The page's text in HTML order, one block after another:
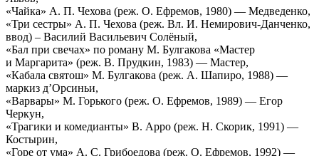
«Чайка» А. П. Чехова (реж. О. Ефремов, 1980) — Медведенко,
«Три сестры» А. П. Чехова (реж. Вл. И. Немирович-Данченко,
ввод) – Василий Васильевич Солёный,
«Бал при свечах» по роману М. Булгакова «Мастер
и Маргарита» (реж. В. Прудкин, 1983) — Мастер,
«Кабала святош» М. Булгакова (реж. А. Шапиро, 1988) —
маркиз д’Орсиньи,
«Варвары» М. Горького (реж. О. Ефремов, 1989) — Егор
Черкун,
«Трагики и комедианты» В. Арро (реж. Н. Скорик, 1991) —
Костырин,
«Горе от ума» А. С. Грибоедова (реж. О. Ефремов, 1992) —